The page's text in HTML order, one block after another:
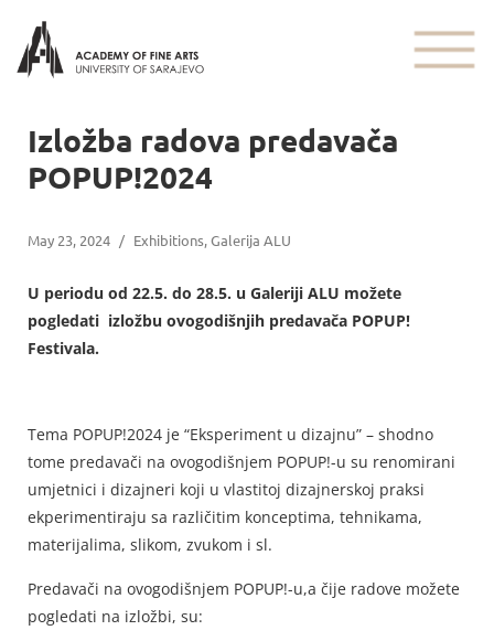
Izložba radova predavača
POPUP!2024
May 23, 2024 / Exhibitions,Galerija ALU
U periodu od 22.5. do 28.5. u Galeriji ALU možete
pogledati izložbu ovogodišnjih predavača POPUP!
Festivala.
Tema POPUP!2024 je “Eksperiment u dizajnu” – shodno
tome predavači na ovogodišnjem POPUP!-u su renomirani
umjetnici i dizajneri koji u vlastitoj dizajnerskoj praksi
ekperimentiraju sa različitim konceptima, tehnikama,
materijalima, slikom, zvukom i sl.
Predavači na ovogodišnjem POPUP!-u,a čije radove možete
pogledati na izložbi, su: